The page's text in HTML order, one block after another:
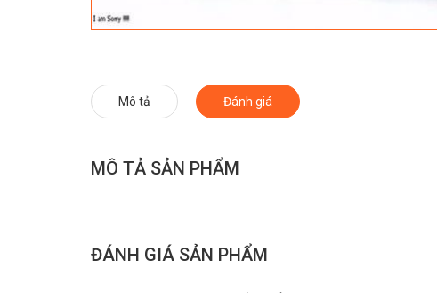
Mô tả Đánh giá
MÔ TẢ SẢN PHẨM
ĐÁNH GIÁ SẢN PHẨM